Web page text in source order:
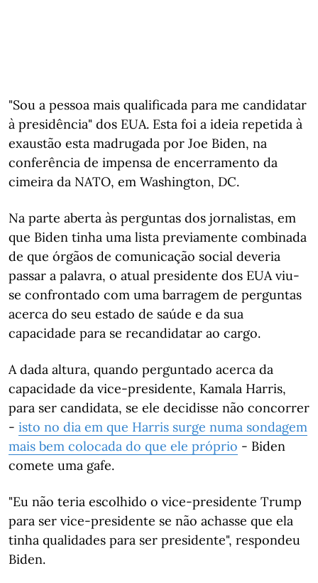
"Sou a pessoa mais qualificada para me candidatar
à presidência" dos EUA. Esta foi a ideia repetida à
exaustão esta madrugada por Joe Biden, na
conferência de impensa de encerramento da
cimeira da NATO, em Washington, DC.
Na parte aberta às perguntas dos jornalistas, em
que Biden tinha uma lista previamente combinada
de que órgãos de comunicação social deveria
passar a palavra, o atual presidente dos EUA viu-
se confrontado com uma barragem de perguntas
acerca do seu estado de saúde e da sua
capacidade para se recandidatar ao cargo.
A dada altura, quando perguntado acerca da
capacidade da vice-presidente, Kamala Harris,
para ser candidata, se ele decidisse não concorrer
- isto no dia em que Harris surge numa sondagem
mais bem colocada do que ele próprio - Biden
comete uma gafe.
"Eu não teria escolhido o vice-presidente Trump
para ser vice-presidente se não achasse que ela
tinha qualidades para ser presidente", respondeu
Biden.